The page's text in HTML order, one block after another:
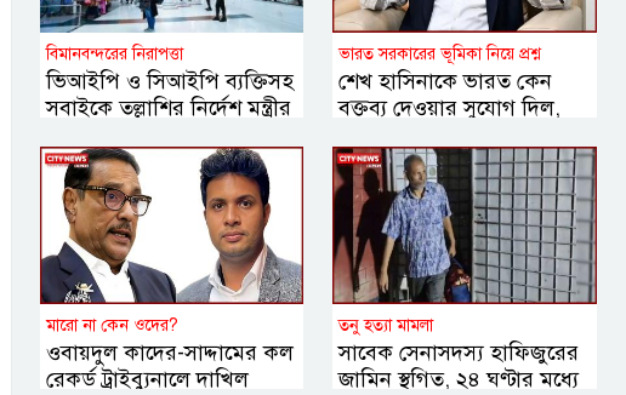
বিমানবন্দরের নিরাপত্তা
ভিআইপি ও সিআইপি ব্যক্তিসহ
সবাইকে তল্লাশির নির্দেশ মন্ত্রীর
ভারত সরকারের ভূমিকা নিয়ে প্রশ্ন
শেখ হাসিনাকে ভারত কেন
বক্তব্য দেওয়ার সুযোগ দিল,
স্বরাষ্ট্রমন্ত্রী
মারো না কেন ওদের?
ওবায়দুল কাদের-সাদ্দামের কল
রেকর্ড ট্রাইব্যুনালে দাখিল
তনু হত্যা মামলা
সাবেক সেনাসদস্য হাফিজুরের
জামিন স্থগিত, ২৪ ঘণ্টার মধ্যে